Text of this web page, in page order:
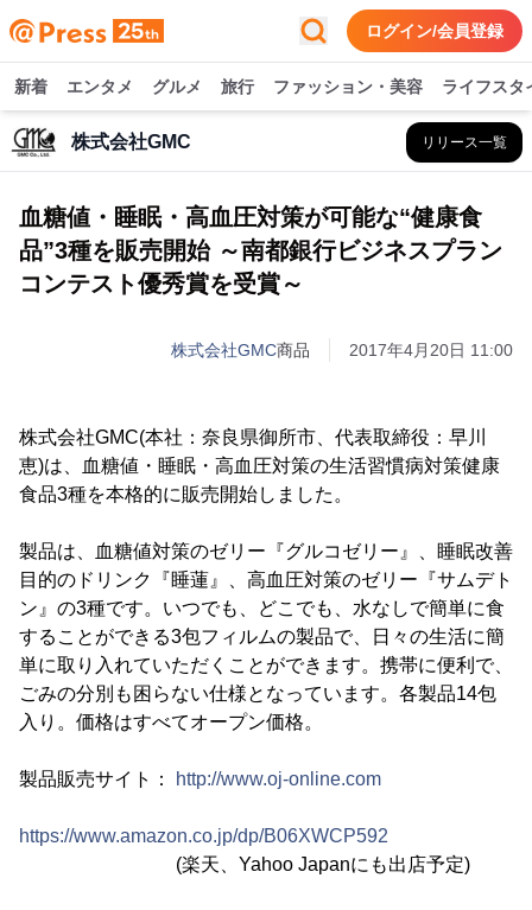
ログイン/会員登録
新着 エンタメ グルメ 旅行 ファッション・美容 ライフスタ
株式会社GMC リリース一覧
血糖値・睡眠・高血圧対策が可能な“健康食
品”3種を販売開始 ～南都銀行ビジネスプラン
コンテスト優秀賞を受賞～
株式会社GMC商品 2017年4月20日 11:00
株式会社GMC(本社：奈良県御所市、代表取締役：早川
恵)は、血糖値・睡眠・高血圧対策の生活習慣病対策健康
食品3種を本格的に販売開始しました。
製品は、血糖値対策のゼリー『グルコゼリー』、睡眠改善
目的のドリンク『睡蓮』、高血圧対策のゼリー『サムデト
ン』の3種です。いつでも、どこでも、水なしで簡単に食
することができる3包フィルムの製品で、日々の生活に簡
単に取り入れていただくことができます。携帯に便利で、
ごみの分別も困らない仕様となっています。各製品14包
入り。価格はすべてオープン価格。
製品販売サイト： http://www.oj-online.com
https://www.amazon.co.jp/dp/B06XWCP592
(楽天、Yahoo Japanにも出店予定)